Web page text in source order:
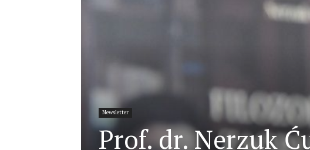
for
Security
Newsletter
Prof. dr. Nerzuk